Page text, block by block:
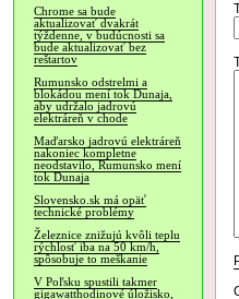
Chrome sa bude
aktualizovať dvakrát
týždenne, v budúcnosti sa
bude aktualizovať bez
reštartov
Rumunsko odstrelmi a
blokádou mení tok Dunaja,
aby udržalo jadrovú
elektráreň v chode
Maďarsko jadrovú elektráreň
nakoniec kompletne
neodstavilo, Rumunsko mení
tok Dunaja
Slovensko.sk má opäť
technické problémy
Železnice znižujú kvôli teplu
rýchlosť iba na 50 km/h,
spôsobuje to meškanie
V Poľsku spustili takmer
gigawatthodinové úložisko,